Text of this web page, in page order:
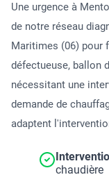
Une urgence à
de notre réseau
Maritimes (06) pour
défectueuse, ballon
nécessitant une
demande de
adaptent
chaudière